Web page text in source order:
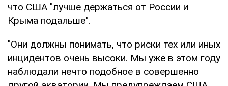
что США "лучше держаться от России и
Крыма подальше".
"Они должны понимать, что риски тех или иных
инцидентов очень высоки. Мы уже в этом году
наблюдали нечто подобное в совершенно